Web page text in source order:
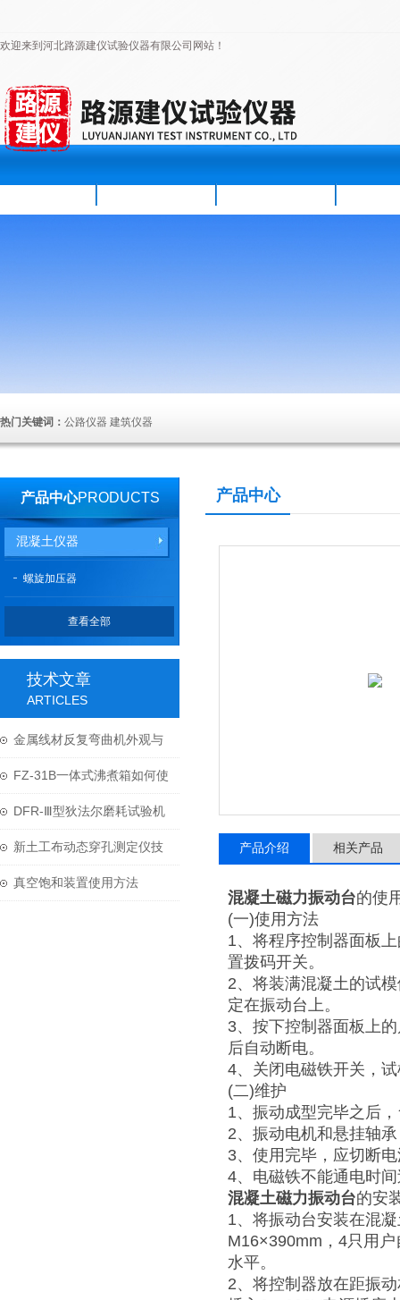
欢迎来到河北路源建仪试验仪器有限公司网站！
热门关键词： 公路仪器 建筑仪器
产品中心PRODUCTS
混凝土仪器
螺旋加压器
查看全部
技术文章
ARTICLES
金属线材反复弯曲机外观与
结构
FZ-31B一体式沸煮箱如何使
用与维护？
DFR-Ⅲ型狄法尔磨耗试验机
技术参数
新土工布动态穿孔测定仪技
术参数
真空饱和装置使用方法
产品中心
产品介绍 相关产品
混凝土磁力振动台的使
(一)使用方法
1、将程序控制器面板
置拨码开关。
2、将装满混凝土的试
定在振动台上。
3、按下控制器面板上
后自动断电。
4、关闭电磁铁开关，
(二)维护
1、振动成型完毕之后
2、振动电机和悬挂轴
3、使用完毕，应切断
4、电磁铁不能通电时
混凝土磁力振动台的安
1、将振动台安装在混
M16×390mm，4只用
水平。
2、将控制器放在距振